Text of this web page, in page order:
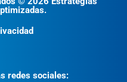
redes sociales: